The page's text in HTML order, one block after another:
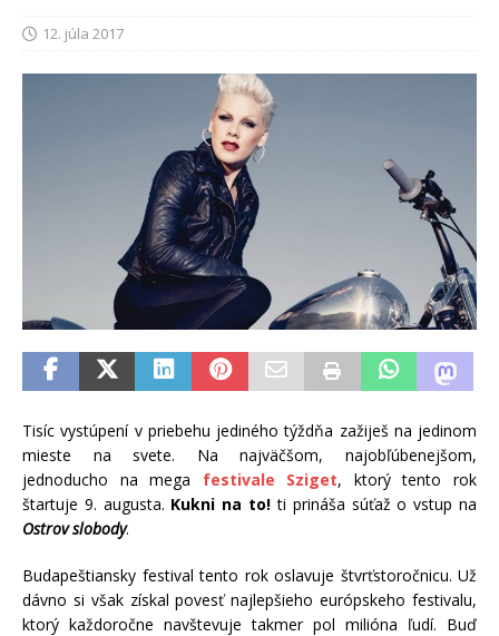
12. júla 2017
Tisíc vystúpení v priebehu jediného týždňa zažiješ na jedinom
mieste na svete. Na najväčšom, najobľúbenejšom,
jednoducho na mega festivale Sziget, ktorý tento rok
štartuje 9. augusta. Kukni na to! ti prináša súťaž o vstup na
Ostrov slobody.
Budapeštiansky festival tento rok oslavuje štvrťstoročnicu. Už
dávno si však získal povesť najlepšieho európskeho festivalu,
ktorý každoročne navštevuje takmer pol milióna ľudí. Buď